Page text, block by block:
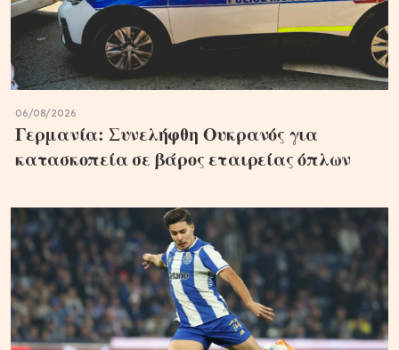
06/08/2026
Γερμανία: Συνελήφθη Ουκρανός για
κατασκοπεία σε βάρος εταιρείας όπλων